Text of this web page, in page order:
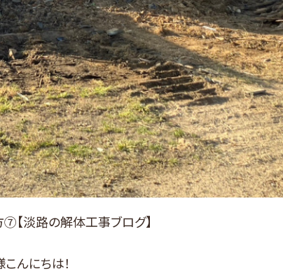
淡路の解体工事ブログ】
んにちは！